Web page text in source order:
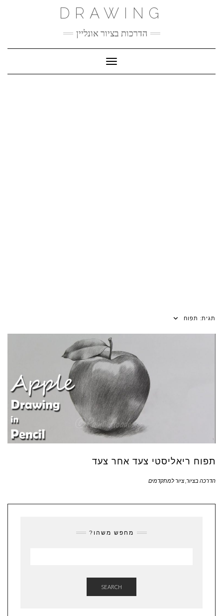
DRAWING
הדרכות בציור אונליין
Toggle Navigation
תגית: תפוח
תפוח ריאליסטי צעד אחר צעד
הדרכה בציור ציור למתקדמים
מחפש משהו?
SEARCH